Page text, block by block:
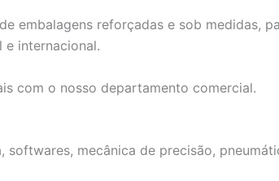
embalagens reforçadas e sob medidas,
internacional.
com o nosso departamento comercial.
mecânica de precisão,